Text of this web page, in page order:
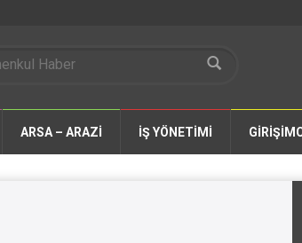
ARSA – ARAZİ İŞ YÖNETİMİ